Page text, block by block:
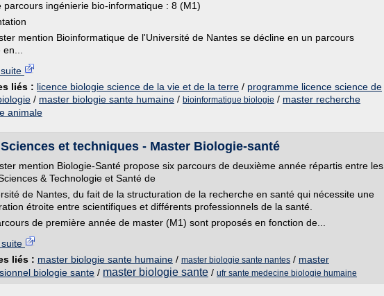
parcours ingénierie bio-informatique : 8 (M1)
mention Bioinformatique de l'Université de Nantes se décline en un parcours
liés : licence biologie science de la vie et de la terre / programme licence science de
/ master biologie sante humaine / bioinformatique biologie / master recherche
animale
Sciences et techniques - Master Biologie-santé
mention Biologie-Santé propose six parcours de deuxième année répartis entre les
& Technologie et Santé de
de Nantes, du fait de la structuration de la recherche en santé qui nécessite une
étroite entre scientifiques et différents professionnels de la santé.
de première année de master (M1) sont proposés en fonction de...
liés : master biologie sante humaine / master biologie sante nantes / master
biologie sante / master biologie sante / ufr sante medecine biologie humaine